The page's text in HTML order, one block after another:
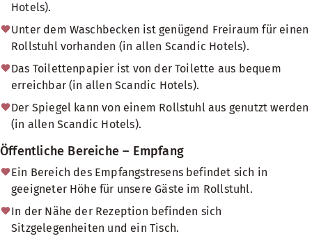
Hotels).
Unter dem Waschbecken ist genügend Freiraum für einen
Rollstuhl vorhanden (in allen Scandic Hotels).
Das Toilettenpapier ist von der Toilette aus bequem
erreichbar (in allen Scandic Hotels).
Der Spiegel kann von einem Rollstuhl aus genutzt werden
(in allen Scandic Hotels).
Öffentliche Bereiche – Empfang
Ein Bereich des Empfangstresens befindet sich in
geeigneter Höhe für unsere Gäste im Rollstuhl.
In der Nähe der Rezeption befinden sich
Sitzgelegenheiten und ein Tisch.